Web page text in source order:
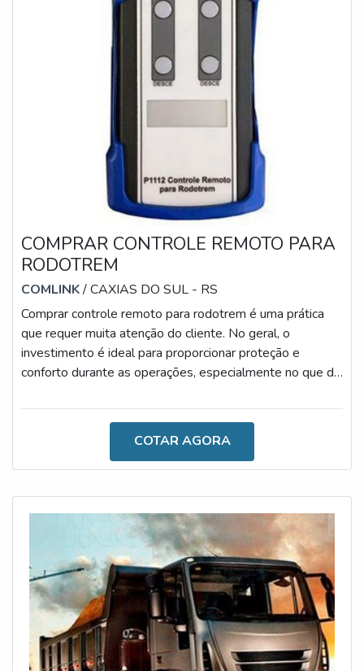
COMPRAR CONTROLE REMOTO PARA
RODOTREM
COMLINK/ CAXIAS DO SUL - RS
Comprar controle remoto para rodotrem é uma prática
que requer muita atenção do cliente. No geral, o
investimento é ideal para proporcionar proteção e
conforto durante as operações, especialmente no que diz
atividades rodoviárias.O MODELO É UM DOS MAIS
frequentemente para o controle de rodotrens, o recurso
reduz o tempo de descarga, seleciona as caixas
consum
COTAR AGORA